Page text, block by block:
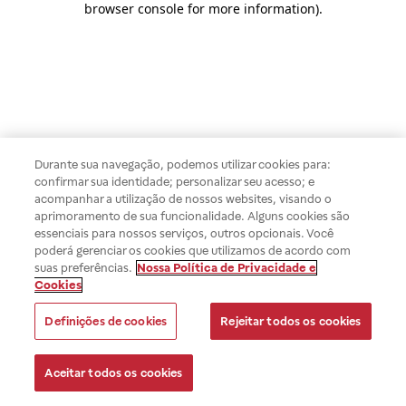
browser console for more information).
Durante sua navegação, podemos utilizar cookies para:
confirmar sua identidade; personalizar seu acesso; e
acompanhar a utilização de nossos websites, visando o
aprimoramento de sua funcionalidade. Alguns cookies são
essenciais para nossos serviços, outros opcionais. Você
poderá gerenciar os cookies que utilizamos de acordo com
suas preferências. Nossa Política de Privacidade e
Cookies
Definições de cookies Rejeitar todos os cookies
Aceitar todos os cookies